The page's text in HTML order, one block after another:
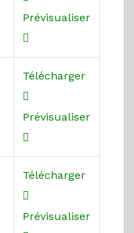
Prévisualiser
Télécharger
Prévisualiser
Télécharger
Prévisualiser